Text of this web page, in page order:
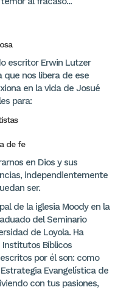
escritor Erwin Lutzer
nos libera de ese
en la vida de Josué
para:
de fe
en Dios y sus
independientemente
ser.
de la iglesia Moody en la
del Seminario
de Loyola. Ha
Bíblicos
por él son: como
Evangelística de
con tus pasiones,